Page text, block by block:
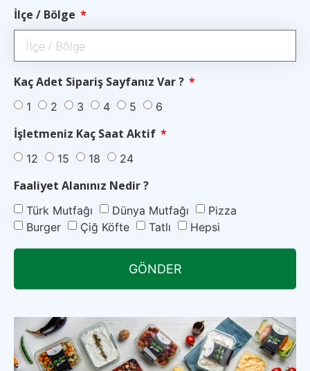
İlçe / Bölge
Kaç Adet Sipariş Sayfanız Var ?
1 2 3 4 5 6
İşletmeniz Kaç Saat Aktif
12 15 18 24
Faaliyet Alanınız Nedir ?
Türk Mutfağı Dünya Mutfağı
Pizza
Burger
Çiğ Köfte Tatlı Hepsi
GÖNDER